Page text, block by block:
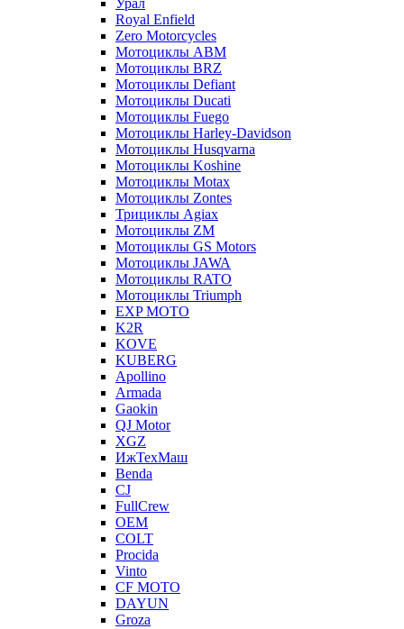
Урал
Royal Enfield
Zero Motorcycles
Мотоциклы ABM
Мотоциклы BRZ
Мотоциклы Defiant
Мотоциклы Ducati
Мотоциклы Fuego
Мотоциклы Harley-Davidson
Мотоциклы Husqvarna
Мотоциклы Koshine
Мотоциклы Motax
Мотоциклы Zontes
Трициклы Agiax
Мотоциклы ZM
Мотоциклы GS Motors
Мотоциклы JAWA
Мотоциклы RATO
Мотоциклы Triumph
EXP MOTO
K2R
KOVE
KUBERG
Apollino
Armada
Gaokin
QJ Motor
XGZ
ИжТехМаш
Benda
CJ
FullCrew
OEM
COLT
Procida
Vinto
CF MOTO
DAYUN
Groza